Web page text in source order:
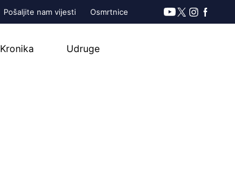
Pošaljite nam vijesti Osmrtnice
Kronika Udruge